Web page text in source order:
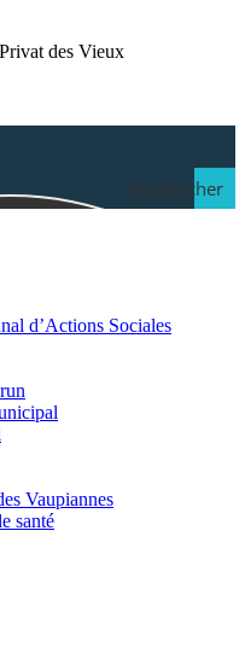
des Vieux
Rechercher
d’Actions Sociales
Vaupiannes
santé